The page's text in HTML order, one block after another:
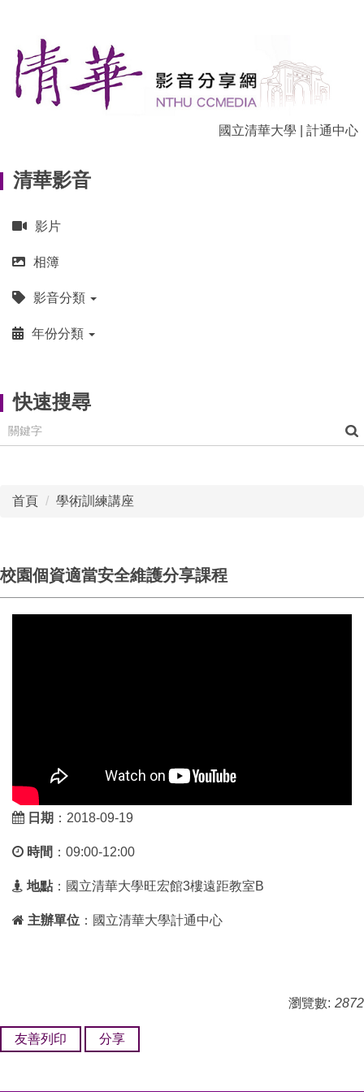
主
要
內
國立清華大學 計通中心
清華影音
影片
相簿
影音分類
年份分類
快速搜尋
首頁 學術訓練講座
校園個資適當安全維護分享課程
日期 ：2018-09-19
時間 ：09:00-12:00
地點 ：國立清華大學旺宏館3樓遠距教室B
主辦單位 ：國立清華大學計通中心
瀏覽數: 2872
友善列印 分享